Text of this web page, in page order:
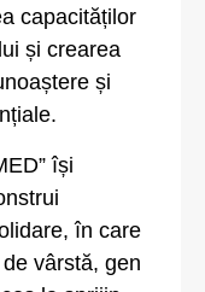
capacităților
și crearea
și
își
în care
vârstă, gen